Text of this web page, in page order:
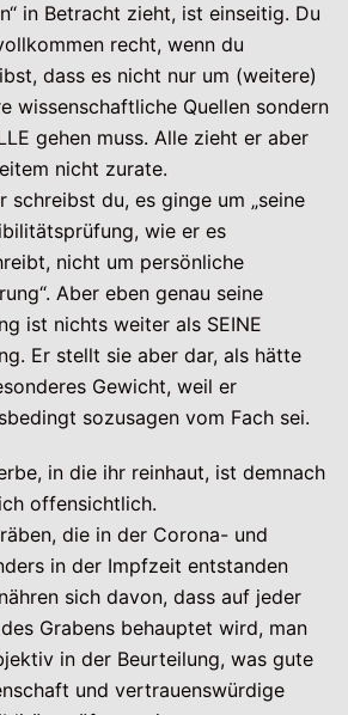
in Betracht zieht, ist einseitig. Du
recht, wenn du
dass es nicht nur um (weitere)
wissenschaftliche Quellen sondern
gehen muss. Alle zieht er aber
nicht zurate.
schreibst du, es ginge um „seine
wie er es
nicht um persönliche
Aber eben genau seine
ist nichts weiter als SEINE
Er stellt sie aber dar, als hätte
Gewicht, weil er
sozusagen vom Fach sei.
in die ihr reinhaut, ist demnach
offensichtlich.
die in der Corona- und
in der Impfzeit entstanden
sich davon, dass auf jeder
Grabens behauptet wird, man
in der Beurteilung, was gute
und vertrauenswürdige